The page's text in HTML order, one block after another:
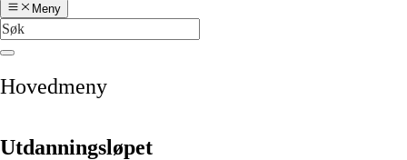
Meny
Hovedmeny
Utdanningsløpet